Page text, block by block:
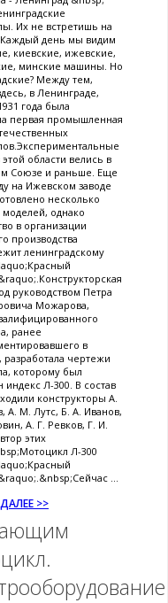
Их не встретишь на
Каждый день мы видим
киевские, ижевские,
минские машины. Но
Между тем,
в Ленинграде,
года была
первая промышленная
области велись в
Союзе и раньше. Еще
на Ижевском заводе
несколько
однако
в организации
производства
ленинградскому
руководством Петра
Можарова,
ранее
в
чертежи
которому был
индекс Л-300. В состав
конструкторы А.
А. М. Лутс, Б. А. Иванов,
А. Г. Ревков, Г. И.
этих
Л-300
...
>>